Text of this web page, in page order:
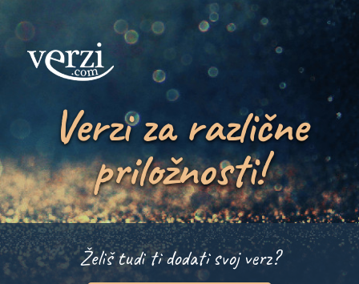
Verzi za različne
priložnosti!
Želiš tudi ti dodati svoj verz?